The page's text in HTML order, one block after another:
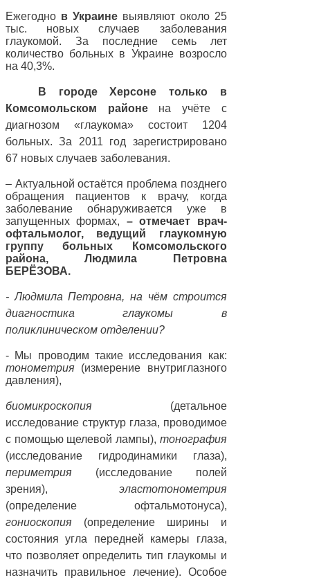
Ежегодно в Украине выявляют около 25
тыс. новых случаев заболевания
глаукомой. За последние семь лет
количество больных в Украине возросло
на 40,3%.
В городе Херсоне только в
Комсомольском районе на учёте с
диагнозом «глаукома» состоит 1204
больных. За 2011 год зарегистрировано
67 новых случаев заболевания.
– Актуальной остаётся проблема позднего
обращения пациентов к врачу, когда
заболевание обнаруживается уже в
запущенных формах, – отмечает врач-
офтальмолог, ведущий глаукомную
группу больных Комсомольского
района, Людмила Петровна
БЕРЁЗОВА.
- Людмила Петровна, на чём строится
диагностика глаукомы в
поликлиническом отделении?
- Мы проводим такие исследования как:
тонометрия (измерение внутриглазного
давления),
биомикроскопия (детальное
исследование структур глаза, проводимое
с помощью щелевой лампы), тонография
(исследование гидродинамики глаза),
периметрия (исследование полей
зрения), эластотонометрия
(определение офтальмотонуса),
гониоскопия (определение ширины и
состояния угла передней камеры глаза,
что позволяет определить тип глаукомы и
назначить правильное лечение). Особое